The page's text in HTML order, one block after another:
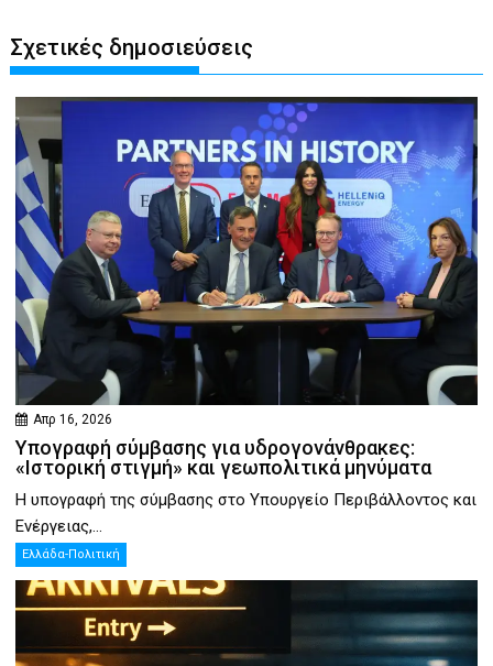
Σχετικές δημοσιεύσεις
Απρ 16, 2026
Υπογραφή σύμβασης για υδρογονάνθρακες:
«Ιστορική στιγμή» και γεωπολιτικά μηνύματα
Η υπογραφή της σύμβασης στο Υπουργείο Περιβάλλοντος και
Ενέργειας,...
Ελλάδα-Πολιτική